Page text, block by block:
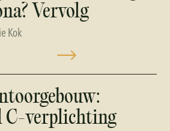
Vervolg
Kok
C-verplichting